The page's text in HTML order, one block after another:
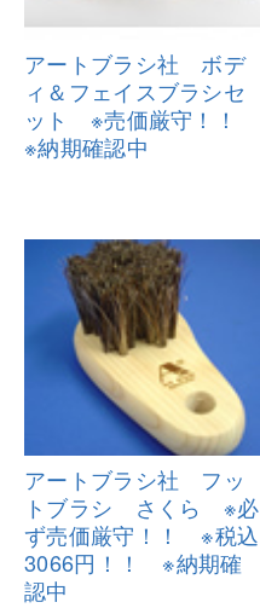
アートブラシ社 ボデ
ィ＆フェイスブラシセ
ット ※売価厳守！！
※納期確認中
アートブラシ社 フッ
トブラシ さ くら ※必
ず売価厳守！！ ※税込
3066円！！ ※納期確
認中